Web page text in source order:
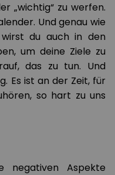
„wichtig“ zu werfen.
Und genau wie
du auch in den
um deine Ziele zu
das zu tun. Und
Es ist an der Zeit, für
so hart zu uns
Aspekte